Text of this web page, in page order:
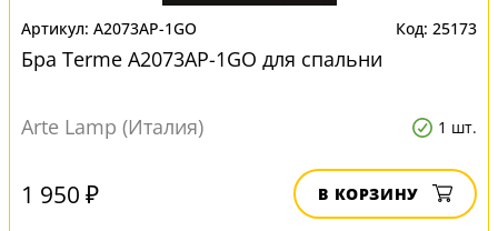
A2073AP-1GO 25173
Бра Terme A2073AP-1GO для спальни
Arte Lamp (Италия) 1 шт.
1 950 ₽ В КОРЗИНУ